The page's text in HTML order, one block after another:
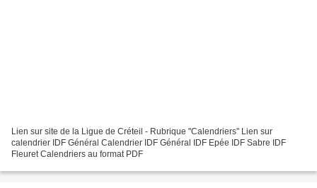
Lien sur site de la Ligue de Créteil - Rubrique "Calendriers" Lien sur
calendrier IDF Général Calendrier IDF Général IDF Epée IDF Sabre IDF
Fleuret Calendriers au format PDF